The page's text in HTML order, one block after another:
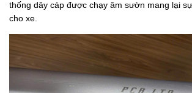
thống dây cáp được chạy âm sườn mang lại
cho xe.